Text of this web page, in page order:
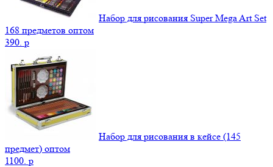
Набор для рисования Super Mega Art Set
168 предметов оптом
390. p
Набор для рисования в кейсе (145
предмет) оптом
1100. p